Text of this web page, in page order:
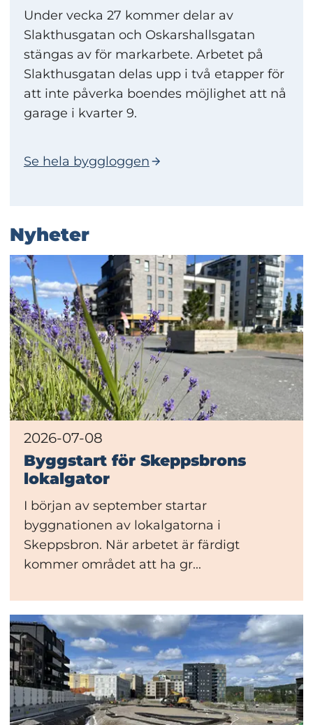
Under vecka 27 kommer delar av
Slakthusgatan och Oskarshallsgatan
stängas av för markarbete. Arbetet på
Slakthusgatan delas upp i två etapper för
att inte påverka boendes möjlighet att nå
garage i kvarter 9.
Se hela byggloggen
Nyheter
2026-07-08
Byggstart för Skeppsbrons
lokalgator
I början av september startar
byggnationen av lokalgatorna i
Skeppsbron. När arbetet är färdigt
kommer området att ha gr...